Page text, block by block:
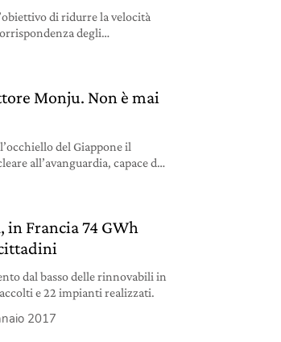
di ridurre la velocità
degli
amati dagli automobilisti,
rischio d’investimento o
Monju. Non è mai
del Giappone il
all’avanguardia, capace di
Invece il reattore verrà
costato al Paese circa 8
Francia 74 GWh
dal basso delle rinnovabili in
e 22 impianti realizzati.
2017